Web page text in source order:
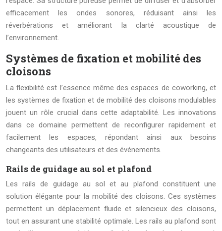
efficacement les ondes sonores, réduisant ainsi les
réverbérations et améliorant la clarté acoustique de
l’environnement.
Systèmes de fixation et mobilité des
cloisons
La flexibilité est l’essence même des espaces de coworking, et
les systèmes de fixation et de mobilité des cloisons modulables
jouent un rôle crucial dans cette adaptabilité. Les innovations
dans ce domaine permettent de reconfigurer rapidement et
facilement les espaces, répondant ainsi aux besoins
changeants des utilisateurs et des événements.
Rails de guidage au sol et plafond
Les rails de guidage au sol et au plafond constituent une
solution élégante pour la mobilité des cloisons. Ces systèmes
permettent un déplacement fluide et silencieux des cloisons,
tout en assurant une stabilité optimale. Les rails au plafond sont